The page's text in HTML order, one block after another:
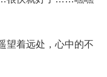
着远处，心中的不